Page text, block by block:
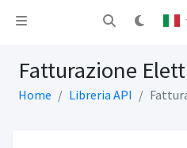
Attiva la navigazione
Fatturazione
Home Libreria API